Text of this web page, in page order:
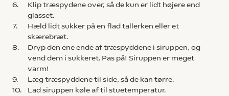
6.
Klip træspydene over, så de kun er lidt højere end
glasset.
7.
Hæld lidt sukker på en flad tallerken eller et
skærebræt.
8.
Dryp den ene ende af træspyddene i siruppen, og
vend dem i sukkeret. Pas på! Siruppen er meget
varm!
9.
Læg træspyddene til side, så de kan tørre.
10.
Lad siruppen køle af til stuetemperatur.